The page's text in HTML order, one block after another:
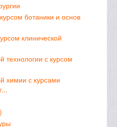
ботаники и основ
клинической
технологии с курсом
химии с курсами